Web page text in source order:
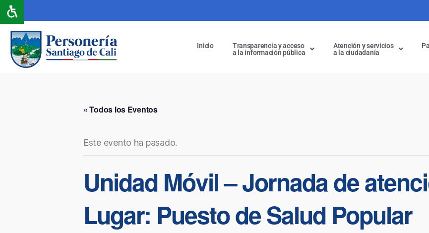
Inicio
Transparencia y acceso
a la información pública
Atención y servicios
a la ciudadanía
« Todos los Eventos
Este evento ha pasado.
Unidad Móvil – Jornada de
Lugar: Puesto de Salud Popular